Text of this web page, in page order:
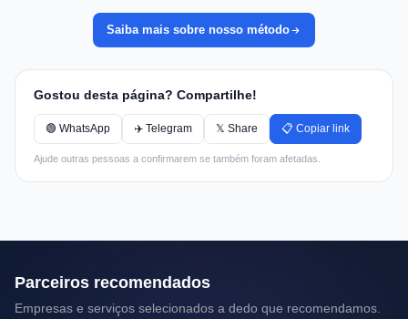
Saiba mais sobre nosso método
Gostou desta página? Compartilhe!
🟢 WhatsApp ✈️ Telegram 𝕏 Share 📋 Copiar link
Ajude outras pessoas a confirmarem se também foram afetadas.
Parceiros recomendados
Empresas e serviços selecionados a dedo que recomendamos.